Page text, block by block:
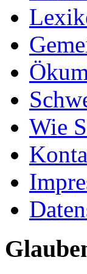
Wie